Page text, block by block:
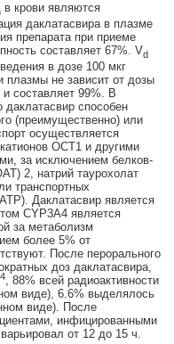
в крови являются
даклатасвира в плазме
препарата при приеме
составляет 67%. Vd
в дозе 100 мкг
плазмы не зависит от дозы
составляет 99%. В
даклатасвир способен
(преимущественно) или
осуществляется
ОСТ1 и другими
за исключением белков-
2, натрий таурохолат
транспортных
Даклатасвир является
CYP3A4 является
за метаболизм
более 5% от
После перорального
доз даклатасвира,
, 88% всей радиоактивности
виде), 6.6% выделялось
виде). После
инфицированными
от 12 до 15 ч.